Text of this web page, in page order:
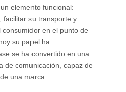
elemento funcional:
facilitar su transporte y
en el punto de
su papel ha
se ha convertido en una
de comunicación, capaz de
una marca ...